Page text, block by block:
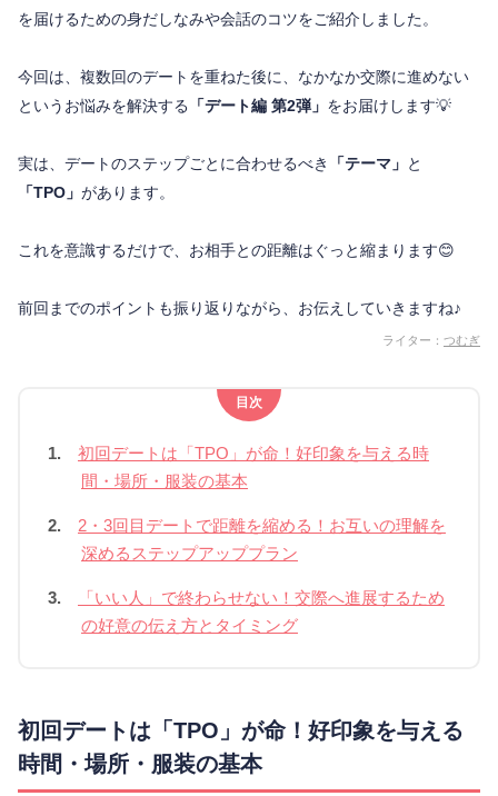
を届けるための身だしなみや会話のコツをご紹介しました。
今回は、複数回のデートを重ねた後に、なかなか交際に進めない
というお悩みを解決する
「デート編 第2弾」 をお届けします💡
実は、デートのステップごとに合わせるべき 「テーマ」 と
「TPO」 があります。
これを意識するだけで、お相手との距離はぐっと縮まります😊
前回までのポイントも振り返りながら、お伝えしていきますね♪
ライター： つむぎ
目次
1.
初回デートは「TPO」が命！好印象を与える時
間・場所・服装の基本
2.
2・3回目デートで距離を縮める！お互いの理解を
深めるステップアッププラン
3.
「いい人」で終わらせない！交際へ進展するため
の好意の伝え方とタイミング
初回デートは「TPO」が命！好印象を与える
時間・場所・服装の基本